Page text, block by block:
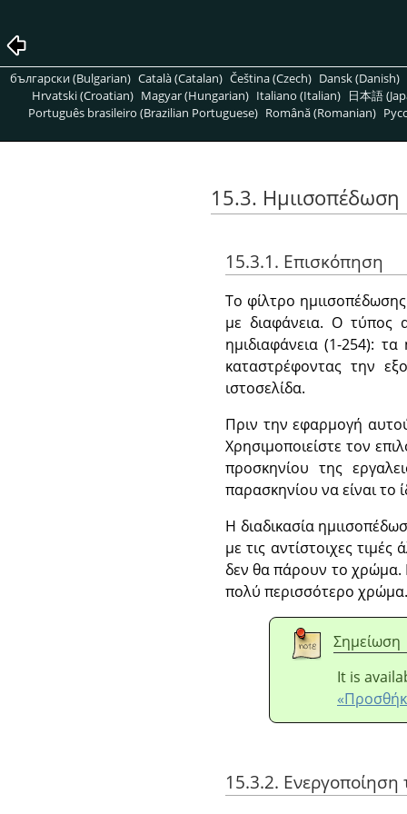
български (Bulgarian) Català (Catalan) Čeština (Czech) Dansk (Danish)
Hrvatski (Croatian) Magyar (Hungarian) Italiano (Italian) 日本語
Português brasileiro (Brazilian Portuguese) Română (Romanian)
15.3. Ημιισοπέδωση
15.3.1. Επισκόπηση
Το φίλτρο
με διαφάνεια. Ο τύπος
ημιδιαφάνεια (1-254):
καταστρέφοντας την
ιστοσελίδα.
Πριν την εφαρμογή
Χρησιμοποιείστε τον
προσκηνίου της
παρασκηνίου να είναι
Η διαδικασία
με τις αντίστοιχες
δεν θα πάρουν το χρώμα.
πολύ περισσότερο χρώμα.
Σημείωση
It is
15.3.2. Ενεργοποίηση